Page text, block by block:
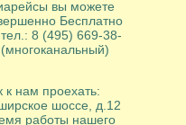
вы можете
Бесплатно
8 (495) 669-38-
к нам проехать:
шоссе, д.12
работы нашего